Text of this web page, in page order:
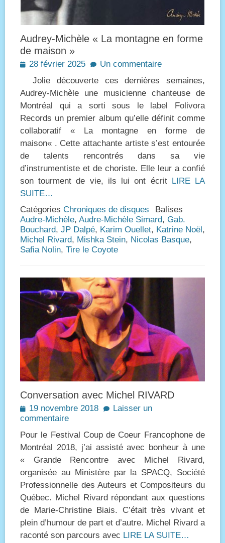
Audrey-Michèle « La montagne en forme
de maison »
Posted
28 février 2025
Un commentaire
Jolie découverte ces dernières semaines,
Audrey-Michèle une musicienne chanteuse de
Montréal qui a sorti sous le label Folivora
Records un premier album qu’elle définit comme
collaboratif « La montagne en forme de
maison« . Cette attachante artiste s’est entourée
de talents rencontrés dans sa vie
d’instrumentiste et de choriste. Elle leur a confié
son tourment de vie, ils lui ont écrit LIRE LA
SUITE…
Catégories Chroniques de disques
Balises
Audre-Michèle, Audre-Michèle Simard, Gab.
Bouchard, JP Dalpé, Karim Ouellet, Katrine Noël,
Michel Rivard, Mishka Stein, Nicolas Basque,
Safia Nolin, Tire le Coyote
Conversation avec Michel RIVARD
Posted
on
19 novembre 2018
Laisser un
commentaire
Pour le Festival Coup de Coeur Francophone de
Montréal 2018, j’ai assisté avec bonheur à une
« Grande Rencontre avec Michel Rivard,
organisée au Ministère par la SPACQ, Société
Professionnelle des Auteurs et Compositeurs du
Québec. Michel Rivard répondant aux questions
de Marie-Christine Biais. C’était très vivant et
plein d’humour de part et d’autre. Michel Rivard a
raconté son parcours avec LIRE LA SUITE…